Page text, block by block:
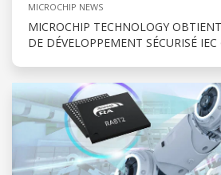
MICROCHIP NEWS
MICROCHIP TECHNOLOGY
DE DÉVELOPPEMENT SÉCURISÉ